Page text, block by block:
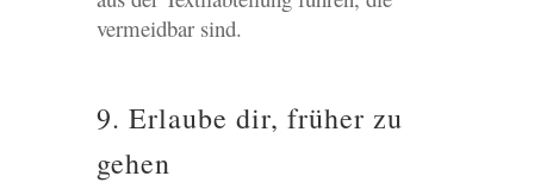
vermeidbar sind.
9. Erlaube dir, früher zu
gehen